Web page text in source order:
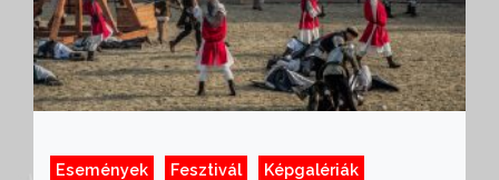
Események Fesztivál Képgalériák